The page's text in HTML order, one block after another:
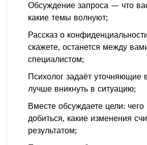
Обсуждение запроса — что
какие темы волнуют;
Рассказ о
скажете, останется между
специалистом;
Психолог задаёт уточняющие
лучше вникнуть в ситуацию;
Вместе обсуждаете цели: чего
добиться, какие изменения
результатом;